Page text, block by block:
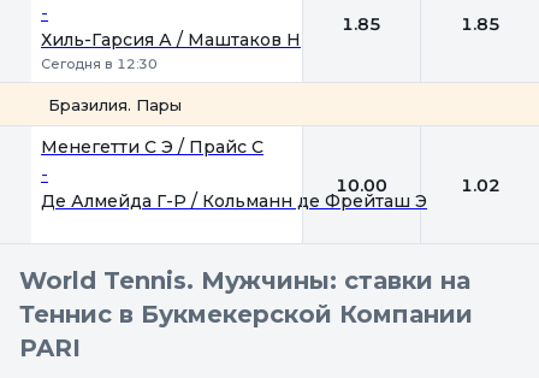
-
Хиль-Гарсия А / Маштаков Н
Сегодня в 12:30
1.85 1.85
Бразилия. Пары
Менегетти С Э / Прайс С
-
Де Алмейда Г-Р / Кольманн де Фрейташ Э
10.00 1.02
World Tennis. Мужчины: ставки на
Теннис в Букмекерской Компании
PARI